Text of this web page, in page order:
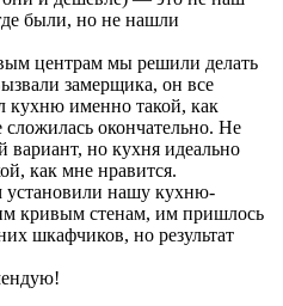
были, но не нашли
центрам мы решили делать
замерщика, он все
кухню именно такой, как
сложилась окончательно. Не
но кухня идеально
как мне нравится.
установили нашу кухню-
кривым стенам, им пришлось
шкафчиков, но результат